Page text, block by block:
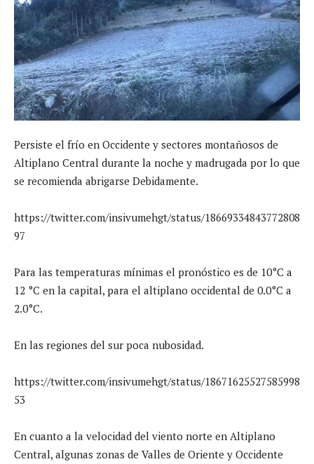
Persiste el frío en Occidente y sectores montañosos de
Altiplano Central durante la noche y madrugada por lo que
se recomienda abrigarse Debidamente.
https://twitter.com/insivumehgt/status/18669334843772808
97
Para las temperaturas mínimas el pronóstico es de 10°C a
12 °C en la capital, para el altiplano occidental de 0.0°C a
2.0°C.
En las regiones del sur poca nubosidad.
https://twitter.com/insivumehgt/status/18671625527585998
53
En cuanto a la velocidad del viento norte en Altiplano
Central, algunas zonas de Valles de Oriente y Occidente